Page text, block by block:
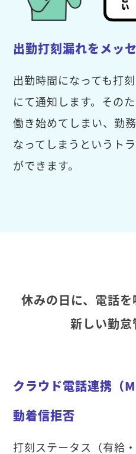
出勤打刻漏れをメッ
出勤時間になっても打
にて通知します。その
働き始めてしまい、勤
なってしまうというト
ができます。
休みの日に、電話
新しい勤
クラウド電話連携（
動着信拒否
打刻ステータス（有給